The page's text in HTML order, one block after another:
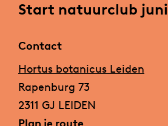
Start natuurclub juni
Contact
Hortus botanicus Leiden
Rapenburg 73
2311 GJ LEIDEN
n